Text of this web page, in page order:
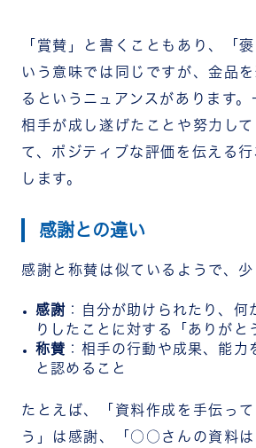
日頃から称賛を伝え合う文化を
「RECOG」
「賞賛」と書くこともあり、「
いう意味では同じですが、金品を
るというニュアンスがあります。
相手が成し遂げたことや努力し
て、ポジティブな評価を伝える
します。
感謝との違い
感謝と称賛は似ているようで、少
感謝 ：自分が助けられたり、何
りしたことに対する「ありがと
称賛 ：相手の行動や成果、能力
と認めること
たとえば、「資料作成を手伝っ
う」は感謝、「○○さんの資料は